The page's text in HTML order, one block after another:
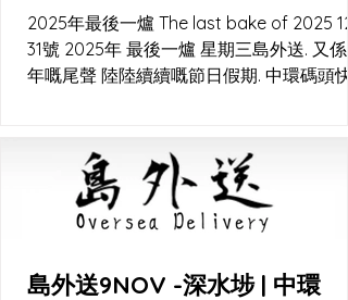
2025年最後一爐 The last bake of 2025 12月
31號 2025年 最後一爐 星期三島外送. 又係一
年嘅尾聲 陸陸續續嘅節日假期. 中環碼頭快閃
島外送9NOV -深水埗 | 中環